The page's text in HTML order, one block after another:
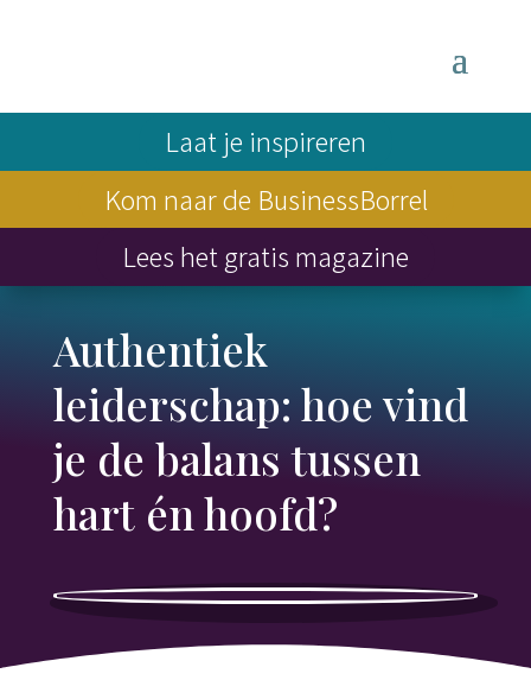
Laat je inspireren
Kom naar de BusinessBorrel
Lees het gratis magazine
Authentiek
leiderschap: hoe vind
je de balans tussen
hart én hoofd?